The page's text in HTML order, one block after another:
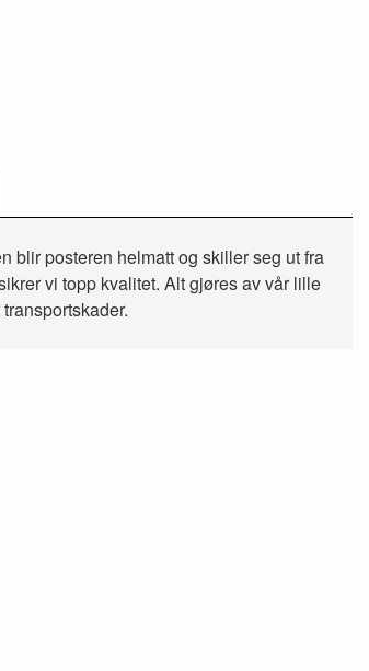
blir posteren helmatt og skiller seg ut fra
vi topp kvalitet. Alt gjøres av vår lille